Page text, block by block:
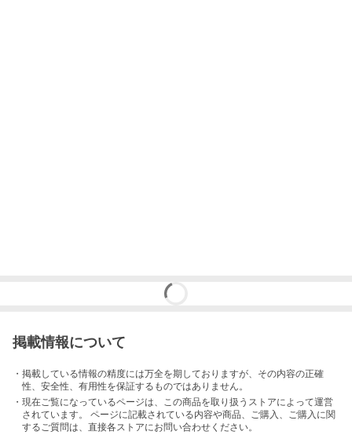
掲載情報について
・掲載している情報の精度には万全を期しておりますが、その内容の正確
性、安全性、有用性を保証するものではありません。
・現在ご覧になっているページは、この商品を取り扱うストアによって運営
されています。 ページに記載されている内容や商品、ご購入 、ご購入に関
するご質問は、直接各ストアにお問い合わせください。